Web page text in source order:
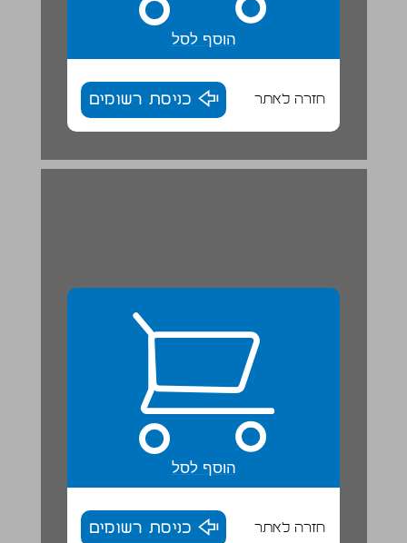
הוסף לסל
חזרה לאתר כניסת רשומים
הוסף לסל
חזרה לאתר כניסת רשומים